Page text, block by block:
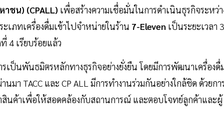
าชน) (CPALL) เพื่อสร้างความเชื่อมั่นในการดำเนินธุรกิจระหว่า
ภทเครื่องดื่มเข้าไปจำหน่ายในร้าน 7-Eleven เป็นระยะเวลา 3
4 เรียบร้อยแล้ว
ป็นพันธมิตรหลักทางธุรกิจอย่างยั่งยืน โดยมีการพัฒนาเครื่องดื่
า TACC และ CP ALL มีการทำงานร่วมกันอย่างใกล้ชิด ด้วยกา
ค้าเพื่อให้สอดคล้องกับสถานการณ์ และตอบโจทย์ลูกค้าและผู้